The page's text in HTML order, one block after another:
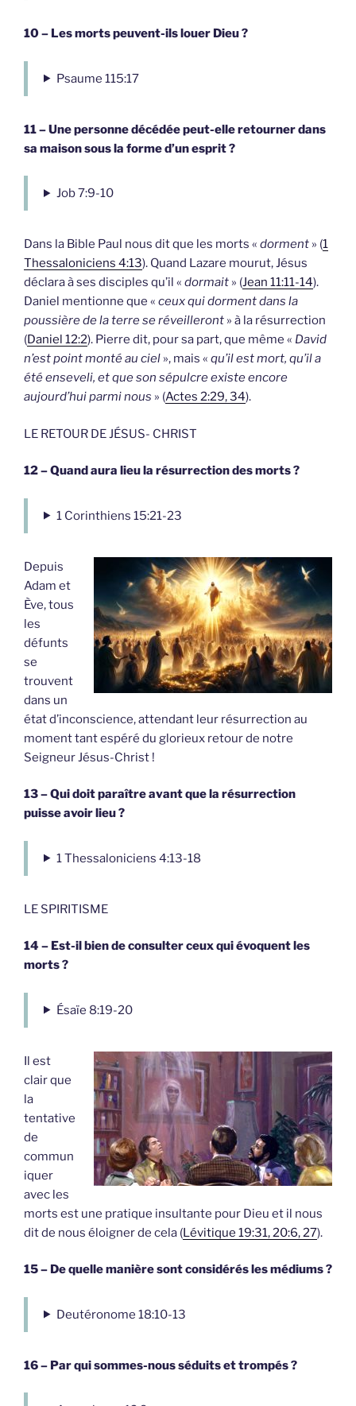
10 – Les morts peuvent-ils louer Dieu ?
Psaume 115:17
11 – Une personne décédée peut-elle retourner dans
sa maison sous la forme d’un esprit ?
Job 7:9-10
Dans la Bible Paul nous dit que les morts « dorment » (1
Thessaloniciens 4:13). Quand Lazare mourut, Jésus
déclara à ses disciples qu’il « dormait » (Jean 11:11-14).
Daniel mentionne que « ceux qui dorment dans la
poussière de la terre se réveilleront » à la résurrection
(Daniel 12:2). Pierre dit, pour sa part, que même « David
n’est point monté au ciel », mais « qu’il est mort, qu’il a
été enseveli, et que son sépulcre existe encore
aujourd’hui parmi nous » (Actes 2:29, 34).
LE RETOUR DE JÉSUS- CHRIST
12 – Quand aura lieu la résurrection des morts ?
1 Corinthiens 15:21-23
Depuis
Adam et
Ève, tous
les
défunts
se
trouvent
dans un
état d’inconscience, attendant leur résurrection au
moment tant espéré du glorieux retour de notre
Seigneur Jésus-Christ !
13 – Qui doit paraître avant que la résurrection
puisse avoir lieu ?
1 Thessaloniciens 4:13-18
LE SPIRITISME
14 – Est-il bien de consulter ceux qui évoquent les
morts ?
Ésaïe 8:19-20
Il est
clair que
la
tentative
de
commun
iquer
avec les
morts est une pratique insultante pour Dieu et il nous
dit de nous éloigner de cela (Lévitique 19:31, 20:6, 27).
15 – De quelle manière sont considérés les médiums ?
Deutéronome 18:10-13
16 – Par qui sommes-nous séduits et trompés ?